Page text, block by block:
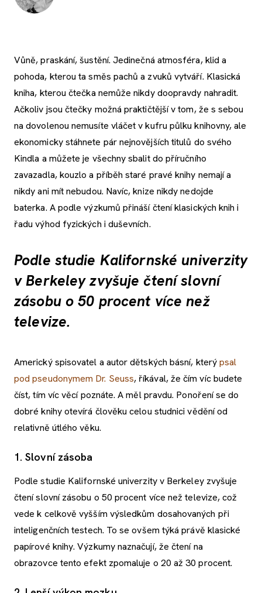
Vůně, praskání, šustění. Jedinečná atmosféra, klid a
pohoda, kterou ta směs pachů a zvuků vytváří. Klasická
kniha, kterou čtečka nemůže nikdy doopravdy nahradit.
Ačkoliv jsou čtečky možná praktičtější v tom, že s sebou
na dovolenou nemusíte vláčet v kufru půlku knihovny, ale
ekonomicky stáhnete pár nejnovějších titulů do svého
Kindla a můžete je všechny sbalit do příručního
zavazadla, kouzlo a příběh staré pravé knihy nemají a
nikdy ani mít nebudou. Navíc, knize nikdy nedojde
baterka. A podle výzkumů přináší čtení klasických knih i
řadu výhod fyzických i duševních.
Podle studie Kalifornské univerzity
v Berkeley zvyšuje čtení slovní
zásobu o 50 procent více než
televize.
Americký spisovatel a autor dětských básní, kterýpsal
pod pseudonymem Dr. Seuss, říkával, že čím víc budete
číst, tím víc věcí poznáte. A měl pravdu. Ponoření se do
dobré knihy otevírá člověku celou studnici vědění od
relativně útlého věku.
1. Slovní zásoba
Podle studie Kalifornské univerzity v Berkeley zvyšuje
čtení slovní zásobu o 50 procent více než televize, což
vede k celkově vyšším výsledkům dosahovaných při
inteligenčních testech. To se ovšem týká právě klasické
papírové knihy. Výzkumy naznačují, že čtení na
obrazovce tento efekt zpomaluje o 20 až 30 procent.